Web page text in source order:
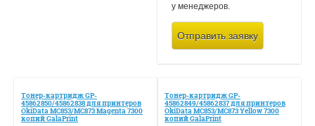
у менеджеров.
Отправить заявку
Тонер-картридж GP-
45862850/45862838 для принтеров
OkiData MC853/MC873 Magenta 7300
копий GalaPrint
Тонер-картридж GP-
45862849/45862837 для принтеров
OkiData MC853/MC873 Yellow 7300
копий GalaPrint